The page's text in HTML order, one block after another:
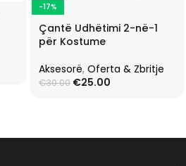
-17%
Çantë Udhëtimi 2-në-1
për Kostume
Aksesorë, Oferta & Zbritje
€30.00 €25.00